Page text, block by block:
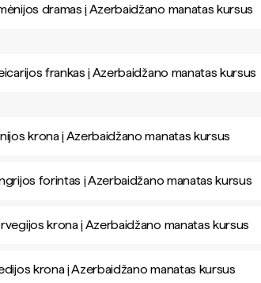
dramas į Azerbaidžano manatas kursus
frankas į Azerbaidžano manatas kursus
krona į Azerbaidžano manatas kursus
forintas į Azerbaidžano manatas kursus
krona į Azerbaidžano manatas kursus
krona į Azerbaidžano manatas kursus